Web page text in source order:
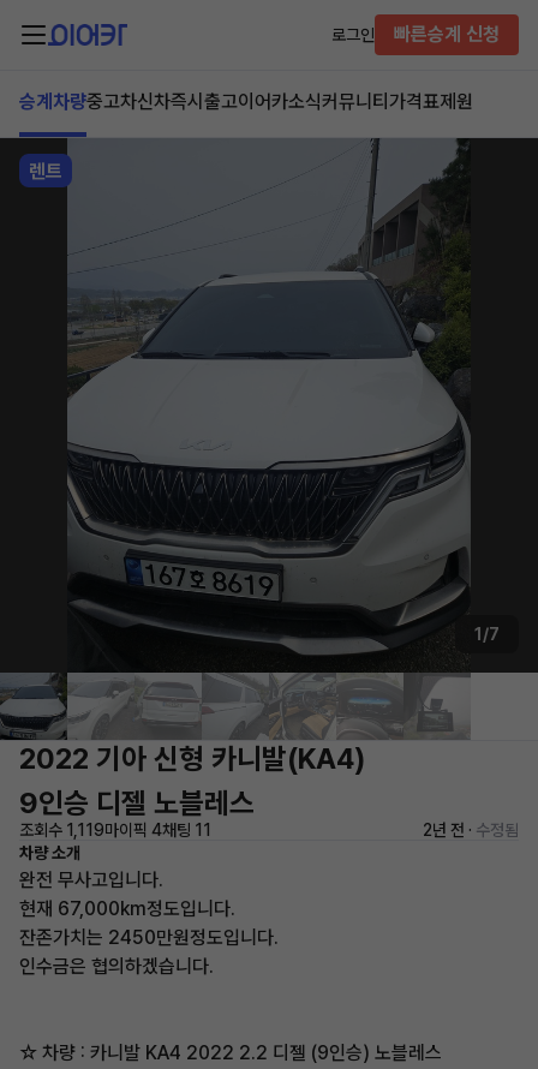
로그인 빠른승계 신청
승계차량중고차신차즉시출고이어카소식커뮤니티 가격표제원
렌트
1/7
2022 기아 신형 카니발(KA4)
9인승 디젤 노블레스
조회수 1,119마이픽 4채팅 11 2년 전 · 수정됨
차량 소개
완전 무사고입니다.
현재 67,000km정도입니다.
잔존가치는 2450만원정도입니다.
인수금은 협의하겠습니다.
☆ 차량 : 카니발 KA4 2022 2.2 디젤 (9인승) 노블레스